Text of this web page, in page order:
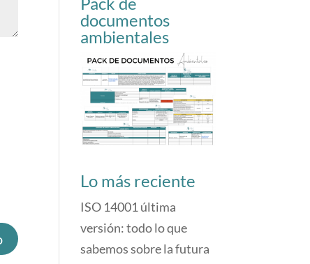
documentos
ambientales
Lo más reciente
ISO 14001 última
versión: todo lo que
sabemos sobre la futura